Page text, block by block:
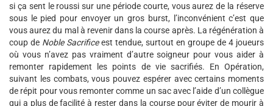
si ça sent le roussi sur une période courte, vous aurez de la réserve
sous le pied pour envoyer un gros burst, l’inconvénient c’est que
vous aurez du mal à revenir dans la course après. La régénération à
coup de Noble Sacrificeest tendue, surtout en groupe de 4 joueurs
où vous n’avez pas vraiment d’autre soigneur pour vous aider à
remonter rapidement les points de vie sacrifiés. En Opération,
suivant les combats, vous pouvez espérer avec certains moments
de répit pour vous remonter comme un sac avec l’aide d’un collègue
qui a plus de facilité à rester dans la course pour éviter de mourir à